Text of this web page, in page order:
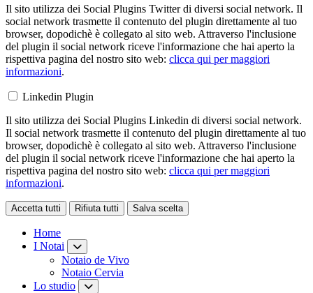
Il sito utilizza dei Social Plugins Twitter di diversi social network. Il
social network trasmette il contenuto del plugin direttamente al tuo
browser, dopodichè è collegato al sito web. Attraverso l'inclusione
del plugin il social network riceve l'informazione che hai aperto la
rispettiva pagina del nostro sito web: clicca qui per maggiori
informazioni.
Linkedin Plugin
Il sito utilizza dei Social Plugins Linkedin di diversi social network.
Il social network trasmette il contenuto del plugin direttamente al tuo
browser, dopodichè è collegato al sito web. Attraverso l'inclusione
del plugin il social network riceve l'informazione che hai aperto la
rispettiva pagina del nostro sito web: clicca qui per maggiori
informazioni.
Accetta tutti Rifiuta tutti Salva scelta
Home
I Notai
Notaio de Vivo
Notaio Cervia
Lo studio